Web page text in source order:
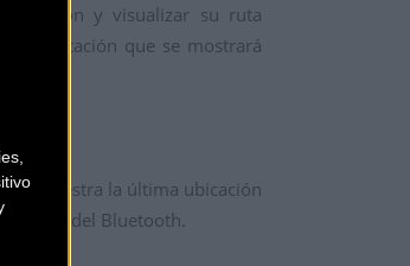
sesión y visualizar su ruta
de natación que se mostrará
muestra la última ubicación
del Bluetooth.